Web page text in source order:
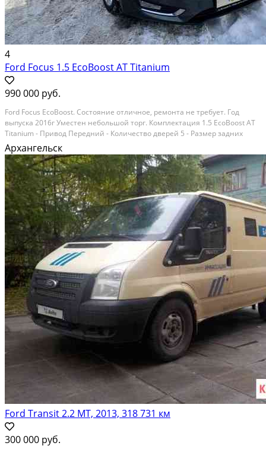
4
Ford Focus 1.5 EcoBoost AT Titanium
990 000 руб.
Ford Focus EcoBoost. Состояние отличное, ремонта не требует. Год
выпуска 2016г Уместен небольшой торг. Комплектация 1.5 EcoBoost AT
Titanium - Привод Передний - Количество дверей 5 - Размер задних
колес 205/55 R16 - Размер передних колес205/55 R16 - колесные диски
из алюминия -...
Архангельск
Ford Transit 2.2 МТ, 2013, 318 731 км
300 000 руб.